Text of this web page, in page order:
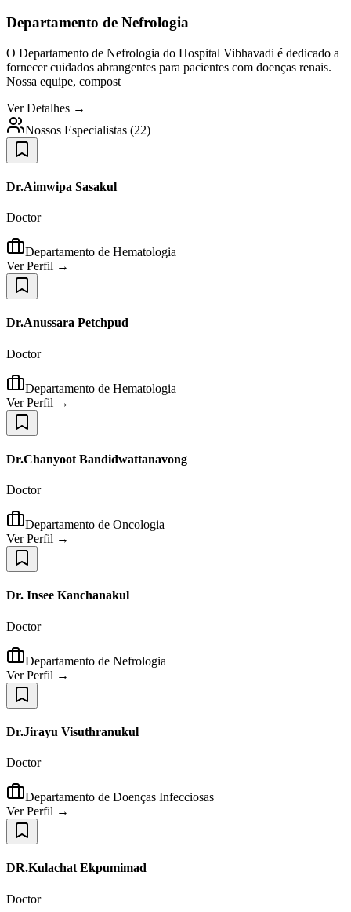
Departamento de Nefrologia
O Departamento de Nefrologia do Hospital Vibhavadi é dedicado a
fornecer cuidados abrangentes para pacientes com doenças renais.
Nossa equipe, compost
Ver Detalhes →
Nossos Especialistas (22)
Dr.Aimwipa Sasakul
Doctor
Departamento de Hematologia
Ver Perfil →
Dr.Anussara Petchpud
Doctor
Departamento de Hematologia
Ver Perfil →
Dr.Chanyoot Bandidwattanavong
Doctor
Departamento de Oncologia
Ver Perfil →
Dr. Insee Kanchanakul
Doctor
Departamento de Nefrologia
Ver Perfil →
Dr.Jirayu Visuthranukul
Doctor
Departamento de Doenças Infecciosas
Ver Perfil →
DR.Kulachat Ekpumimad
Doctor